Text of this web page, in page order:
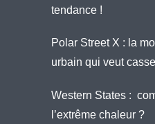
tendance !
Polar Street X : la
urbain qui veut
Western States :
l’extrême chaleur ?